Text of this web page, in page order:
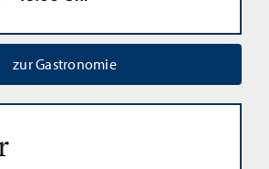
zur Gastronomie